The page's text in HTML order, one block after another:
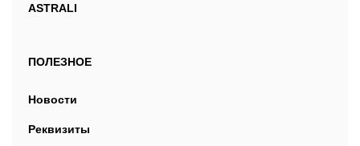
ASTRALI
ПОЛЕЗНОЕ
Новости
Реквизиты